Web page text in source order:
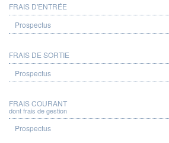
PROSPECTUS
FRAIS D'ENTRÉE
FRAIS DE SORTIE
FRAIS COURANT
dont frais de gestion